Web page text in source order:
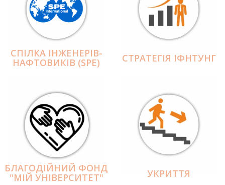
СПІЛКА ІНЖЕНЕРІВ-
НАФТОВИКІВ (SPE) СТРАТЕГІЯ ІФНТУНГ
БЛАГОДІЙНИЙ ФОНД
"МІЙ УНІВЕРСИТЕТ" УКРИТТЯ